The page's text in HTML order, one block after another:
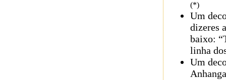
(*)
Um
dizeres
baixo:
linha
Um